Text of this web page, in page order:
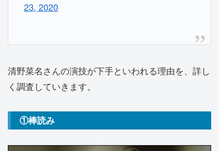
23, 2020
清野菜名さんの演技が下手といわれる理由を、詳し
く調査していきます。
①棒読み